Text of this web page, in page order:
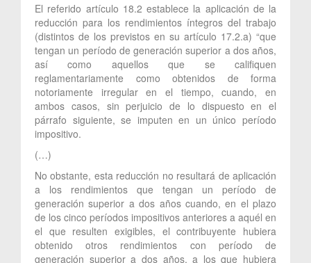
El referido artículo 18.2 establece la aplicación de la
reducción para los rendimientos íntegros del trabajo
(distintos de los previstos en su artículo 17.2.a) “que
tengan un período de generación superior a dos años,
así como aquellos que se califiquen
reglamentariamente como obtenidos de forma
notoriamente irregular en el tiempo, cuando, en
ambos casos, sin perjuicio de lo dispuesto en el
párrafo siguiente, se imputen en un único período
impositivo.
(…)
No obstante, esta reducción no resultará de aplicación
a los rendimientos que tengan un período de
generación superior a dos años cuando, en el plazo
de los cinco períodos impositivos anteriores a aquél en
el que resulten exigibles, el contribuyente hubiera
obtenido otros rendimientos con período de
generación superior a dos años, a los que hubiera